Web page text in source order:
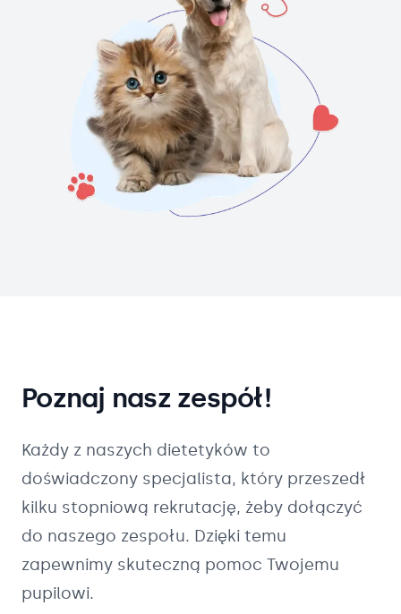
Poznaj nasz zespół!
Każdy z naszych dietetyków to
doświadczony specjalista, który przeszedł
kilku stopniową rekrutację, żeby dołączyć
do naszego zespołu. Dzięki temu
zapewnimy skuteczną pomoc Twojemu
pupilowi.